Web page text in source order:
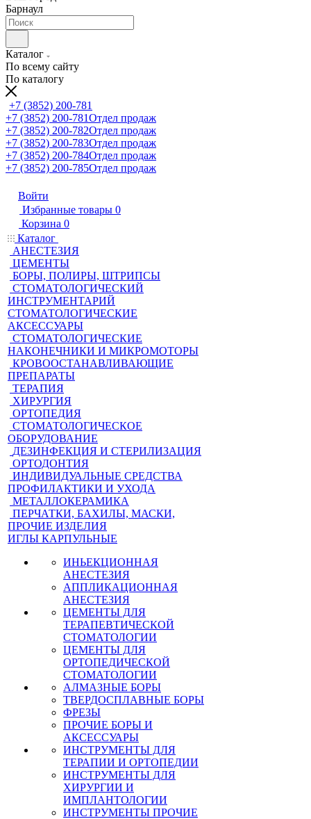
Барнаул
Каталог
По всему сайту
По каталогу
+7 (3852) 200-781
+7 (3852) 200-781Отдел продаж
+7 (3852) 200-782Отдел продаж
+7 (3852) 200-783Отдел продаж
+7 (3852) 200-784Отдел продаж
+7 (3852) 200-785Отдел продаж
Войти
Избранные товары 0
Корзина 0
Каталог
АНЕСТЕЗИЯ
ЦЕМЕНТЫ
БОРЫ, ПОЛИРЫ, ШТРИПСЫ
СТОМАТОЛОГИЧЕСКИЙ
ИНСТРУМЕНТАРИЙ
СТОМАТОЛОГИЧЕСКИЕ
АКСЕССУАРЫ
СТОМАТОЛОГИЧЕСКИЕ
НАКОНЕЧНИКИ И МИКРОМОТОРЫ
КРОВООСТАНАВЛИВАЮЩИЕ
ПРЕПАРАТЫ
ТЕРАПИЯ
ХИРУРГИЯ
ОРТОПЕДИЯ
СТОМАТОЛОГИЧЕСКОЕ
ОБОРУДОВАНИЕ
ДЕЗИНФЕКЦИЯ И СТЕРИЛИЗАЦИЯ
ОРТОДОНТИЯ
ИНДИВИДУАЛЬНЫЕ СРЕДСТВА
ПРОФИЛАКТИКИ И УХОДА
МЕТАЛЛОКЕРАМИКА
ПЕРЧАТКИ, БАХИЛЫ, МАСКИ,
ПРОЧИЕ ИЗДЕЛИЯ
ИГЛЫ КАРПУЛЬНЫЕ
ИНЬЕКЦИОННАЯ
АНЕСТЕЗИЯ
АППЛИКАЦИОННАЯ
АНЕСТЕЗИЯ
ЦЕМЕНТЫ ДЛЯ
ТЕРАПЕВТИЧЕСКОЙ
СТОМАТОЛОГИИ
ЦЕМЕНТЫ ДЛЯ
ОРТОПЕДИЧЕСКОЙ
СТОМАТОЛОГИИ
АЛМАЗНЫЕ БОРЫ
ТВЕРДОСПЛАВНЫЕ БОРЫ
ФРЕЗЫ
ПРОЧИЕ БОРЫ И
АКСЕССУАРЫ
ИНСТРУМЕНТЫ ДЛЯ
ТЕРАПИИ И ОРТОПЕДИИ
ИНСТРУМЕНТЫ ДЛЯ
ХИРУРГИИ И
ИМПЛАНТОЛОГИИ
ИНСТРУМЕНТЫ ПРОЧИЕ